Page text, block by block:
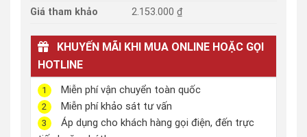
Giá tham khảo
2.153.000 ₫
KHUYẾN MÃI KHI MUA ONLINE HOẶC GỌI
HOTLINE
1 Miễn phí vận chuyển toàn quốc
2 Miễn phí khảo sát tư vấn
3
Áp dụng cho khách hàng gọi điện, đến trực